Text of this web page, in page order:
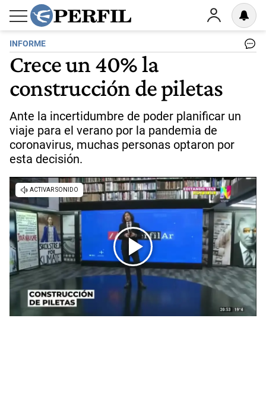
INFORME
Crece un 40% la
construcción de piletas
Ante la incertidumbre de poder planificar un
viaje para el verano por la pandemia de
coronavirus, muchas personas optaron por
esta decisión.